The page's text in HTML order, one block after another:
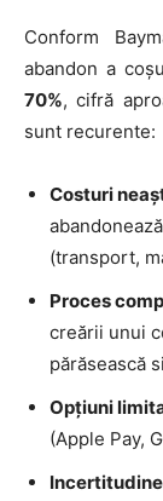
Conform
abandon a
70%, cifră
sunt recurente:
Costuri
(transport,
Proces
creării unui
părăsească
Opțiuni
(Apple Pay,